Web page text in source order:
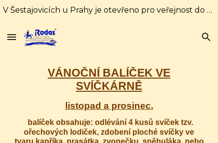
V Šestajovicích u Prahy je otevřeno pro veřejnost do 31. srpna každý den od 10:00 do 16:00 hodin. Od 1. září pouze soboty a neděle od 10:00 do 18:00
VÁNOČNÍ BALÍČEK VE
SVÍČKÁRNĚ
listopad a prosinec.
balíček obsahuje: odlévání 4 kusů svíček tzv.
ořechových lodiček, zdobení ploché svíčky ve
tvaru kapříka, prasátka, zvonečku, sněhuláka, nebo